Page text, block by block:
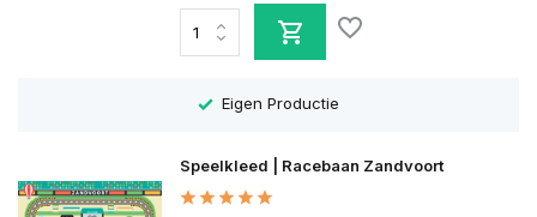
Eigen Productie
Speelkleed | Racebaan Zandvoort